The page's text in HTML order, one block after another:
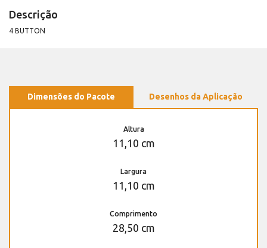
Descrição
4 BUTTON
Dimensões do Pacote Desenhos da Aplicação
Altura
11,10 cm
Largura
11,10 cm
Comprimento
28,50 cm